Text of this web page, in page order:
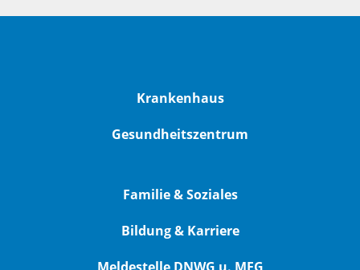
Krankenhaus
Gesundheitszentrum
Familie & Soziales
Bildung & Karriere